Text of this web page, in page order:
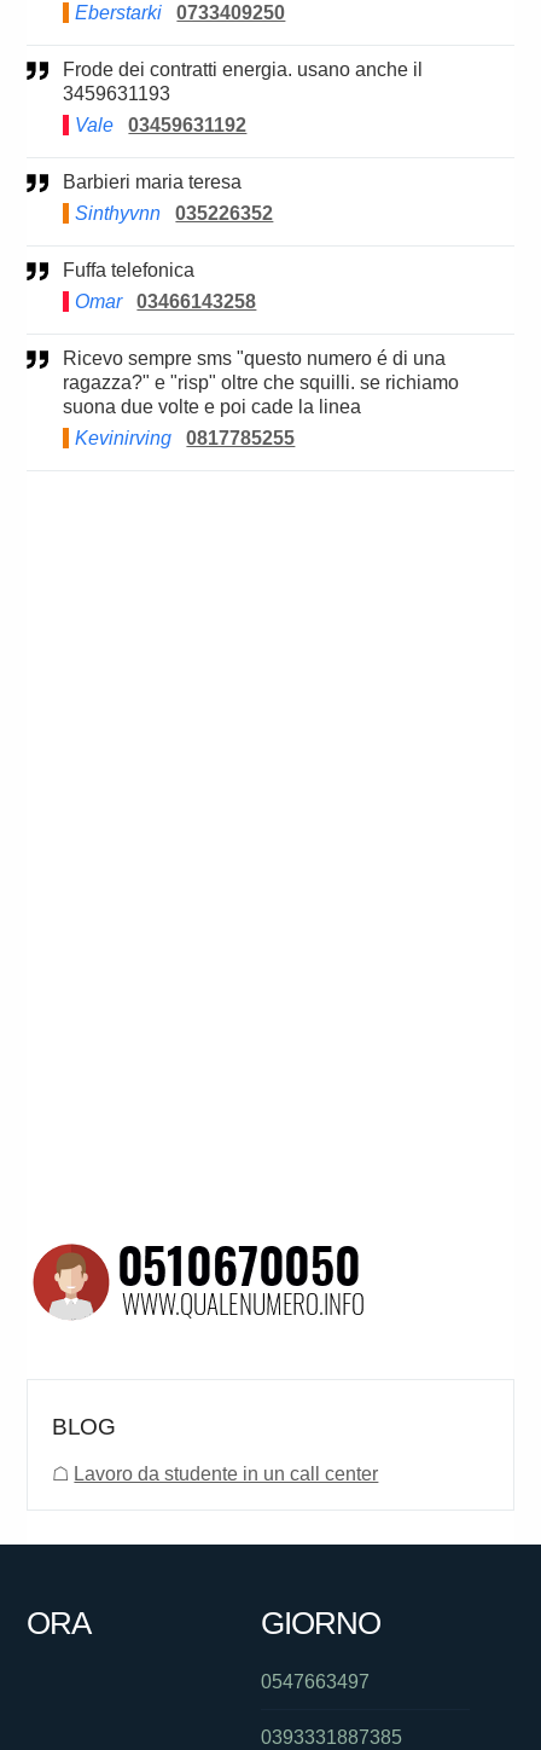
Eberstarki
0733409250
Frode dei contratti energia. usano anche il
3459631193
Vale
03459631192
Barbieri maria teresa
Sinthyvnn
035226352
Fuffa telefonica
Omar
03466143258
Ricevo sempre sms "questo numero é di una
ragazza?" e "risp" oltre che squilli. se richiamo
suona due volte e poi cade la linea
Kevinirving
0817785255
BLOG
☖ Lavoro da studente in un call center
ORA GIORNO
0547663497
0393331887385